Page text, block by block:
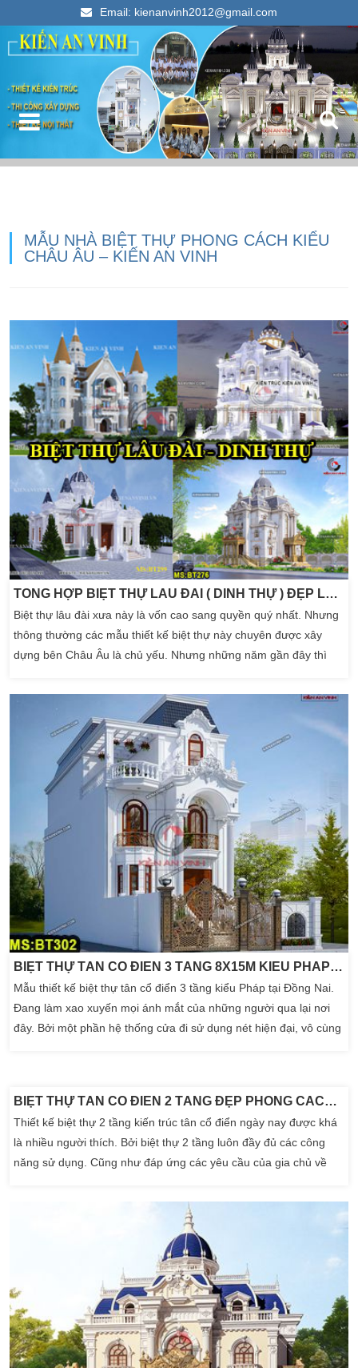
Email: kienanvinh2012@gmail.com
Kiến An Vinh
Thiết kế xây dựng nhà ống đẹp 2023
MẪU NHÀ BIỆT THỰ PHONG CÁCH KIỂU
CHÂU ÂU – KIẾN AN VINH
TỔNG HỢP BIỆT THỰ LÂU ĐÀI ( DINH THỰ ) ĐẸP LỖNG LẪY ĐẲNG CẤP NHẤT HIỆN NAY
Biệt thự lâu đài xưa này là vốn cao sang quyền quý nhất. Nhưng
thông thường các mẫu thiết kế biệt thự này chuyên được xây
dựng bên Châu Âu là chủ yếu. Nhưng những năm gần đây thì
ta. Không gian biệt thự đẹp luôn đẩy mình đến một nét đẹp riêng
mà kiến trúc nào cũng hướng đến. Một […]
BIỆT THỰ TÂN CỔ ĐIỂN 3 TẦNG 8X15M KIỂU PHÁP TẠI ĐỒNG NAI
Mẫu thiết kế biệt thự tân cổ điển 3 tầng kiểu Pháp tại Đồng Nai.
Đang làm xao xuyến mọi ánh mắt của những người qua lại nơi
đây. Bởi một phần hệ thống cửa đi sử dụng nét hiện đại, vô cùng
BIỆT THỰ TÂN CỔ ĐIỂN 2 TẦNG ĐẸP PHONG CÁCH CHÂU ÂU
Thiết kế biệt thự 2 tầng kiến trúc tân cổ điển ngày nay được khá
là nhiều người thích. Bởi biệt thự 2 tầng luôn đầy đủ các công
năng sử dụng. Cũng như đáp ứng các yêu cầu của gia chủ về
thiết kế sân vườn tân cổ điển đặc sắc và sang trọng. Những ngôi